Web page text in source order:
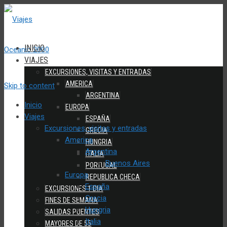
INICIO
VIAJES
EXCURSIONES, VISITAS Y ENTRADAS
AMERICA
ARGENTINA
EUROPA
ESPAÑA
GRECIA
HUNGRIA
ITALIA
PORTUGAL
REPUBLICA CHECA
EXCURSIONES 1 DIA
FINES DE SEMANA
SALIDAS PUENTES
MAYORES DE 55
Skip to content
Inicio
Viajes
Excursiones, visitas y entradas
America
Argentina
Buenos Aires
Europa
España
Grecia
Hungria
Italia